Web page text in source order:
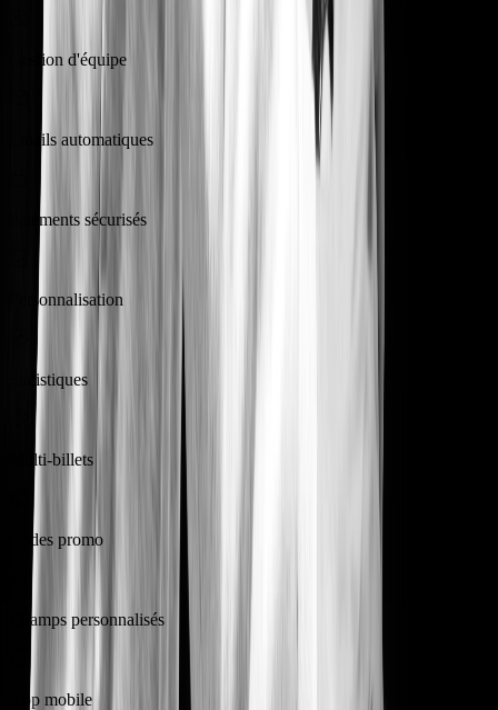
Gestion d'équipe
Emails automatiques
Paiements sécurisés
Personnalisation
Statistiques
Multi-billets
Codes promo
Champs personnalisés
App mobile